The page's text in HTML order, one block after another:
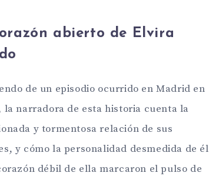
abierto de Elvira
de un episodio ocurrido en Madrid en
la narradora de esta historia cuenta la
y tormentosa relación de sus
y cómo la personalidad desmedida de él
débil de ella marcaron el pulso de